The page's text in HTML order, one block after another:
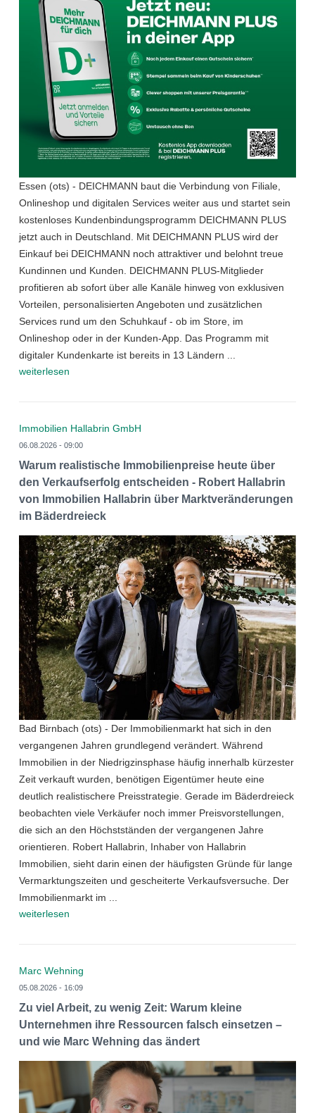
Essen (ots) - DEICHMANN baut die Verbindung von Filiale,
Onlineshop und digitalen Services weiter aus und startet sein
kostenloses Kundenbindungsprogramm DEICHMANN PLUS
jetzt auch in Deutschland. Mit DEICHMANN PLUS wird der
Einkauf bei DEICHMANN noch attraktiver und belohnt treue
Kundinnen und Kunden. DEICHMANN PLUS-Mitglieder
profitieren ab sofort über alle Kanäle hinweg von exklusiven
Vorteilen, personalisierten Angeboten und zusätzlichen
Services rund um den Schuhkauf - ob im Store, im
Onlineshop oder in der Kunden-App. Das Programm mit
digitaler Kundenkarte ist bereits in 13 Ländern ...
weiterlesen
Immobilien Hallabrin GmbH
06.08.2026 - 09:00
Warum realistische Immobilienpreise heute über
den Verkaufserfolg entscheiden - Robert Hallabrin
von Immobilien Hallabrin über Marktveränderungen
im Bäderdreieck
Bad Birnbach (ots) - Der Immobilienmarkt hat sich in den
vergangenen Jahren grundlegend verändert. Während
Immobilien in der Niedrigzinsphase häufig innerhalb kürzester
Zeit verkauft wurden, benötigen Eigentümer heute eine
deutlich realistischere Preisstrategie. Gerade im Bäderdreieck
beobachten viele Verkäufer noch immer Preisvorstellungen,
die sich an den Höchstständen der vergangenen Jahre
orientieren. Robert Hallabrin, Inhaber von Hallabrin
Immobilien, sieht darin einen der häufigsten Gründe für lange
Vermarktungszeiten und gescheiterte Verkaufsversuche. Der
Immobilienmarkt im ...
weiterlesen
Marc Wehning
05.08.2026 - 16:09
Zu viel Arbeit, zu wenig Zeit: Warum kleine
Unternehmen ihre Ressourcen falsch einsetzen –
und wie Marc Wehning das ändert